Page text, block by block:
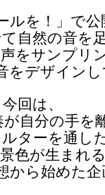
ルを！」で
自然の音を
をサンプリ
をデザイン
今回は、
が自分の手を
ターを通し
色が生まれ
から始めた企